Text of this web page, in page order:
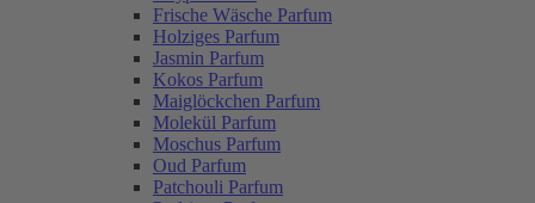
Frische Wäsche Parfum
Holziges Parfum
Jasmin Parfum
Kokos Parfum
Maiglöckchen Parfum
Molekül Parfum
Moschus Parfum
Oud Parfum
Patchouli Parfum